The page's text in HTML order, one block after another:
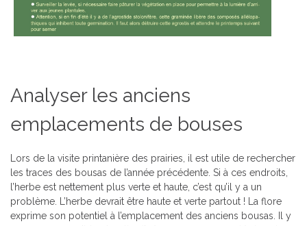
Analyser les anciens
emplacements de bouses
Lors de la visite printanière des prairies, il est utile de rechercher
les traces des bousas de l’année précédente. Si à ces endroits,
l’herbe est nettement plus verte et haute, c’est qu’il y a un
problème. L’herbe devrait être haute et verte partout ! La flore
exprime son potentiel à l’emplacement des anciens bousas. Il y